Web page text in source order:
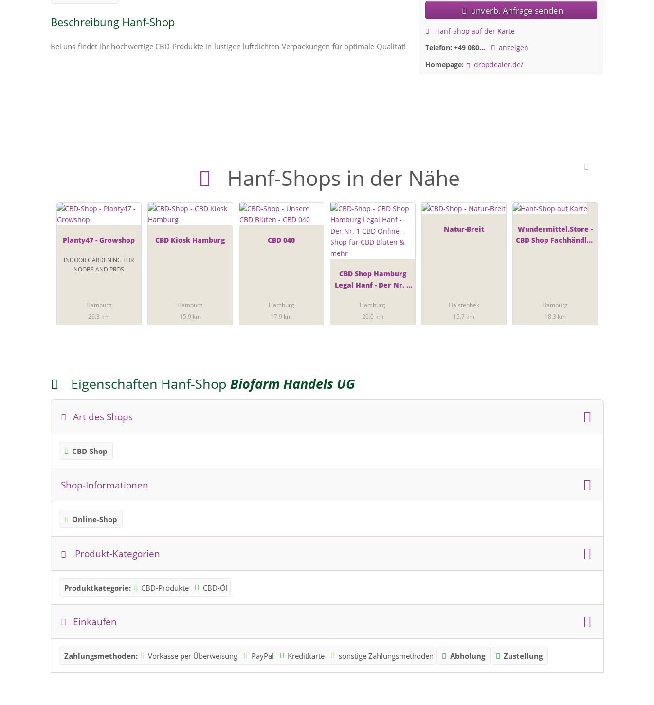
Beschreibung Hanf-Shop
Bei uns findet Ihr hochwertige CBD Produkte in lustigen luftdichten Verpackungen für optimale Qualität!
unverb. Anfrage senden
Hanf-Shop auf der Karte
Telefon:+49 080...
anzeigen
Homepage:
dropdealer.de/
Hanf-Shops in der Nähe
Planty47 - Growshop
INDOOR GARDENING FOR
NOOBS AND PROS
Hamburg
26.3 km
CBD Kiosk Hamburg
Hamburg
15.9 km
CBD 040
Hamburg
17.9 km
CBD Shop Hamburg
Legal Hanf - Der Nr. 1
CBD Blüten & mehr
Hamburg
20.0 km
Natur-Breit
Halstenbek
15.7 km
Wundermittel.Store -
CBD Shop Fachhändler
Hamburg
18.3 km
Eigenschaften Hanf-ShopBiofarm Handels UG
Art des Shops
CBD-Shop
Shop-Informationen
Online-Shop
Produkt-Kategorien
Produktkategorie: CBD-Produkte CBD-Öl
Einkaufen
Zahlungsmethoden: Vorkasse per Überweisung PayPal Kreditkarte sonstige Zahlungsmethoden Abholung Zustellung